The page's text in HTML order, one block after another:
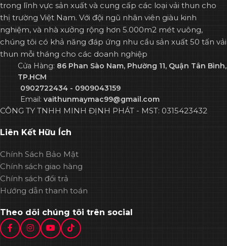
trong lĩnh vực sản xuất và cung cấp các loại vải thun cho
thị trường Việt Nam. Với đội ngũ nhân viên giàu kinh
nghiệm, và nhà xưởng rộng hơn 5.000m2 mét vuông,
chúng tôi có khả năng đáp ứng nhu cầu sản xuất 50 tấn vải
thun mỗi tháng cho các doanh nghiệp
Cửa Hàng: 86 Phan Sào Nam, Phường 11, Quận Tân Bình,
TP.HCM
0902722434 - 0909043159
Email: vaithunmaymac99@gmail.com
CÔNG TY TNHH MINH ĐỊNH PHÁT - MST: 0315423432
Liên Kết Hữu Ích
Chính Sách Bảo Mật
Chính sách giao hàng
Chính sách đổi trả
Hướng dẫn thanh toán
Theo dõi chúng tôi trên social